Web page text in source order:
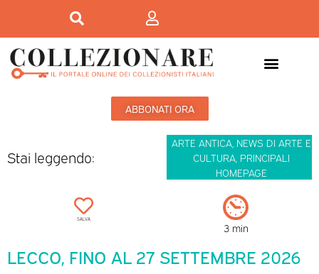
ABBONATI ORA
Stai leggendo:
ARTE ANTICA, NEWS DI ARTE E
CULTURA, PRINCIPALI
HOMEPAGE
SALVA
3 min
LECCO, FINO AL 27 SETTEMBRE 2026